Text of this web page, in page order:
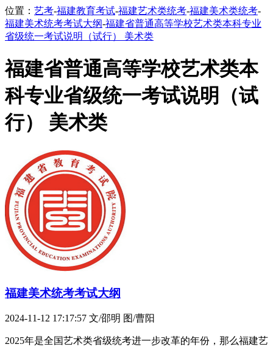
位置： 艺考-福建教育考试-福建艺术类统考-福建美术类统考-
福建美术统考考试大纲-福建省普通高等学校艺术类本科专业
省级统一考试说明（试行） 美术类
福建省普通高等学校艺术类本
科专业省级统一考试说明（试
行） 美术类
福建美术统考考试大纲
2024-11-12 17:17:57 文/邵明 图/曹阳
2025年是全国艺术类省级统考进一步改革的年份，那么福建艺